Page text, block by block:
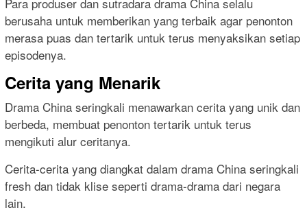
berusaha untuk memberikan yang terbaik agar penonton
merasa puas dan tertarik untuk terus menyaksikan setiap
episodenya.
Cerita yang Menarik
Drama China seringkali menawarkan cerita yang unik dan
berbeda, membuat penonton tertarik untuk terus
mengikuti alur ceritanya.
Cerita-cerita yang diangkat dalam drama China seringkali
fresh dan tidak klise seperti drama-drama dari negara
lain.